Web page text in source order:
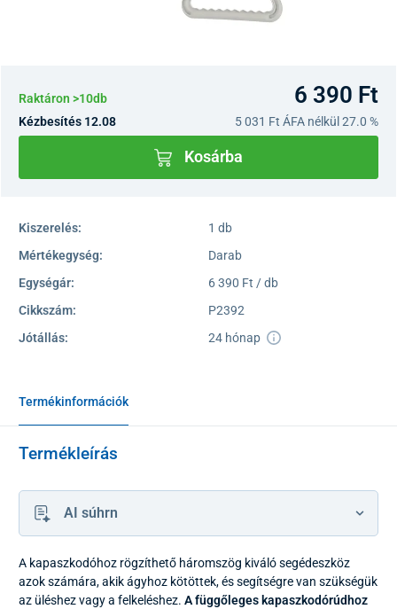
Raktáron >10db 6 390 Ft
Kézbesítés 12.08 5 031 Ft ÁFA nélkül 27.0 %
Kosárba
Kiszerelés:
1 db
Mértékegység:
Darab
Egységár:
6 390 Ft / db
Cikkszám:
P2392
Jótállás:
24 hónap
Termékinformációk
Termékleírás
AI súhrn
A kapaszkodóhoz rögzíthető háromszög kiváló segédeszköz
azok számára, akik ágyhoz kötöttek, és segítségre van szükségük
az üléshez vagy a felkeléshez. A függőleges kapaszkodórúdhoz